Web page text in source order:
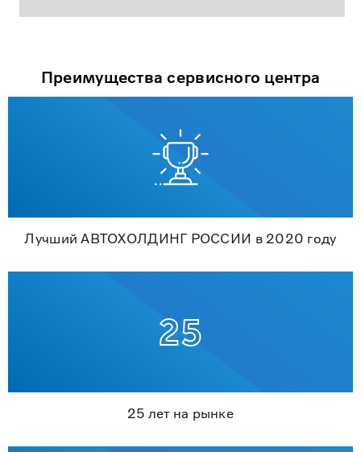
Преимущества сервисного центра
Лучший АВТОХОЛДИНГ РОССИИ в 2020 году
25 лет на рынке